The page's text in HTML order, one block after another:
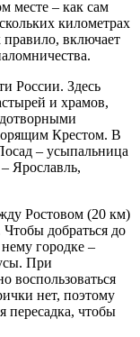
месте – как сам
километрах
правило, включает
России. Здесь
и храмов,
Крестом. В
– усыпальница
Ярославль,
Ростовом (20 км)
добраться до
городке –
При
воспользоваться
нет, поэтому
пересадка, чтобы